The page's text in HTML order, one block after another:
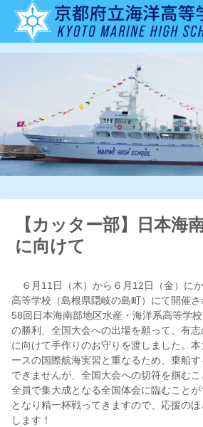
【カッター部】日本海
に向けて
６月11日（木）から６月12日（金）に
高等学校（島根県隠岐の島町）にて開催
58回日本海南部地区水産・海洋系高等学
の勝利、全国大会への出場を願って、有
に向けて手作りのお守りを渡しました。
ースの国際航海実習と重なるため、乗船
できませんが、全国大会への切符を掴む
全員で集大成となる全国体会に臨むこと
となり精一杯戦ってきますので、応援の
します！